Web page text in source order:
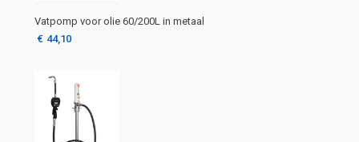
Vatpomp voor olie 60/200L in metaal
€ 44,10